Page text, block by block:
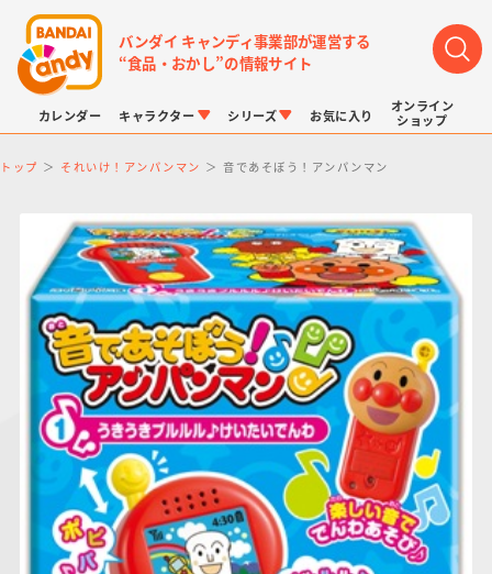
バンダイ キャンディ事業部が運営する
“食品・おかし”の情報サイト
カレンダー キャラクター
LINK TRAVELERS
仮面ライダーシリー
ズ
プリキュアシリーズ
ガンダムシリーズ
ドラゴンボール
アンパンマン たまご
シリーズ
チョコボックス
キャラパキ
チョコサプ
にふぉるめーしょん
＆スクエアシール
ポケモンキッズ
ポケモンスケールワ
ールド
お気に入り
オンライン
ショップ
トップ それいけ！アンパンマン 音であそぼう！アンパンマン